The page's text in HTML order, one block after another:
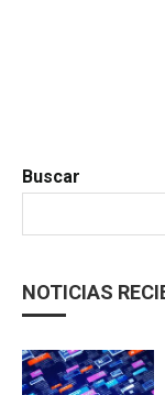
Buscar
NOTICIAS